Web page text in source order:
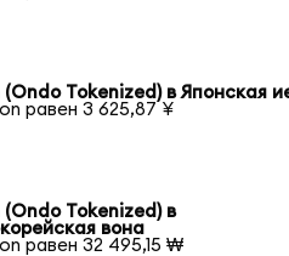
(Ondo Tokenized) в Японская
равен 3 625,87 ¥
(Ondo Tokenized) в
вона
равен 32 495,15 ₩